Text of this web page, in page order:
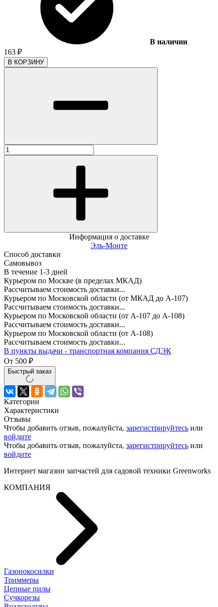
В наличии
163 ₽
В КОРЗИНУ
Информация о доставке
Эль-Монте
Способ доставки
Самовывоз
В течение 1-3 дней
Курьером по Москве (в пределах МКАД)
Рассчитываем стоимость доставки...
Курьером по Московской области (от МКАД до А-107)
Рассчитываем стоимость доставки...
Курьером по Московской области (от А-107 до А-108)
Рассчитываем стоимость доставки...
Курьером по Московской области (от А-108)
Рассчитываем стоимость доставки...
В пункты выдачи - транспортная компания СДЭК
От 500 ₽
Быстрый заказ
Категории
Характеристики
Отзывы
Чтобы добавить отзыв, пожалуйста, зарегистрируйтесь или
войдите
Чтобы добавить отзыв, пожалуйста, зарегистрируйтесь или
войдите
Интернет магазин запчастей для садовой техники Greenworks
КОМПАНИЯ
Газонокосилки
Триммеры
Цепные пилы
Cучкорезы